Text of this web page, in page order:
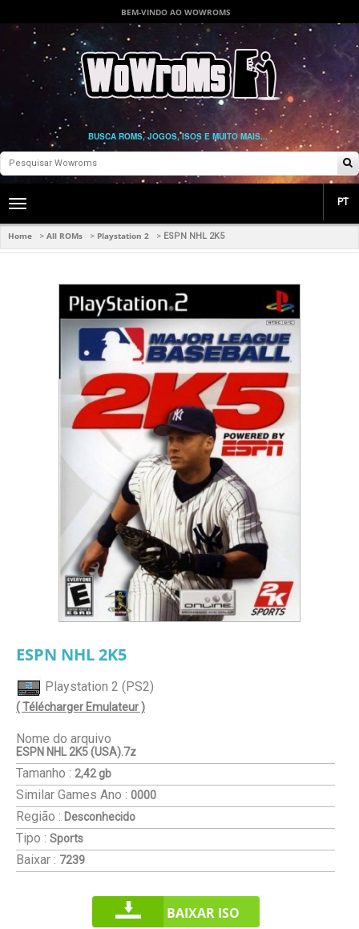
BEM-VINDO AO WOWROMS
BUSCA ROMS, JOGOS, ISOS E MUITO MAIS...
Toggle
navigation
PT
Home > All ROMs > Playstation 2 > ESPN NHL 2K5
ESPN NHL 2K5
Playstation 2 (PS2)
( Télécharger Emulateur )
Nome do arquivo
ESPN NHL 2K5 (USA).7z
Tamanho : 2,42 gb
Similar Games Ano : 0000
Região : Desconhecido
Tipo : Sports
Baixar : 7239
BAIXAR ISO